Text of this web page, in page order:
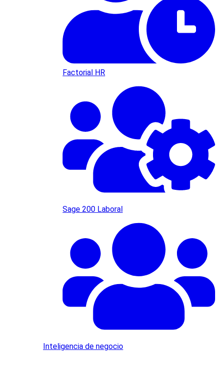
Factorial HR
Sage 200 Laboral
Inteligencia de negocio